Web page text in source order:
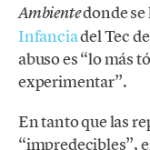
Ambientedonde se
Infanciadel Tec
abuso es “lo más
experimentar”.
En tanto que las
“impredecibles”,